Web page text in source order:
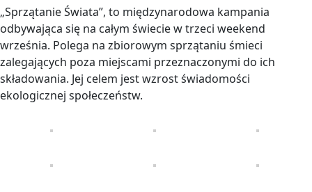
„Sprzątanie Świata”, to międzynarodowa kampania
odbywająca się na całym świecie w trzeci weekend
września. Polega na zbiorowym sprzątaniu śmieci
zalegających poza miejscami przeznaczonymi do ich
składowania. Jej celem jest wzrost świadomości
ekologicznej społeczeństw.